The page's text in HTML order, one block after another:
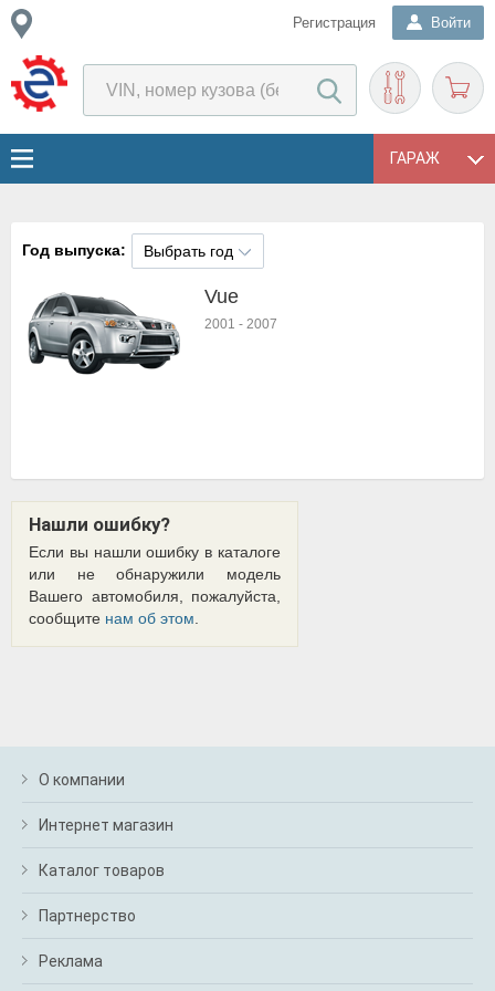
Регистрация Войти
ГАРАЖ
Год выпуска: Выбрать год
Vue
2001 - 2007
Нашли ошибку?
Если вы нашли ошибку в каталоге
или не обнаружили модель
Вашего автомобиля, пожалуйста,
сообщите нам об этом
О компании
Интернет магазин
Каталог товаров
Партнерство
Реклама